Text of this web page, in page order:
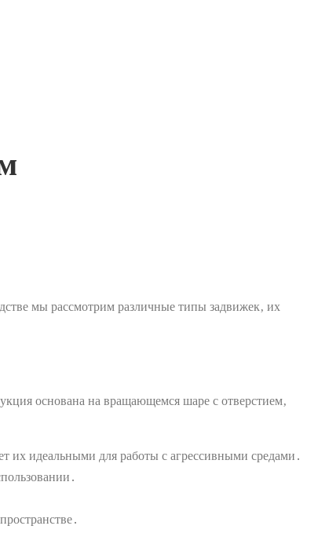
мы рассмотрим различные типы задвижек‚ их
основана на вращающемся шаре с отверстием‚
их идеальными для работы с агрессивными средами․